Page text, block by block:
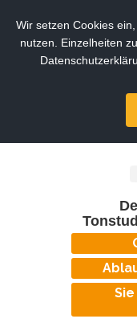
Wir setzen Cookies
nutzen. Einzelheiten